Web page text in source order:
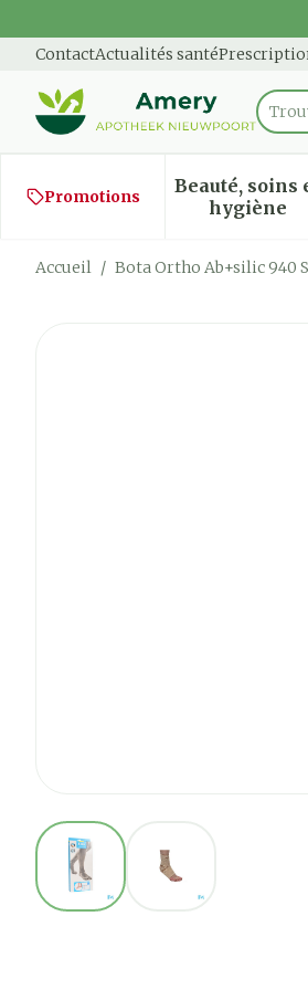
ContactActualités santé
Promotions
Beauté, soins
hygiène
Accueil / Bota Ortho Ab+silic 940
View larger image
Bota Ortho